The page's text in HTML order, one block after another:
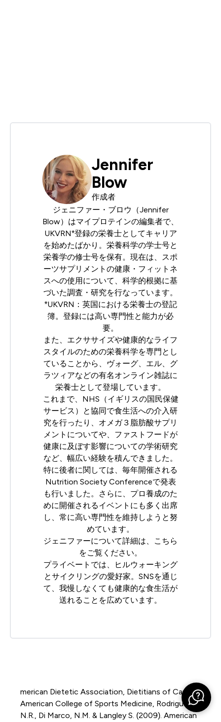
Jennifer
Blow
作成者
ジェニファー・ブロウ（Jennifer
Blow）はマイプロテインの編集者で、
UKVRN*登録の栄養士としてキャリア
を始めたばかり。栄養科学の学士号と
栄養学の修士号を保有。現在は、スポ
ーツサプリメントの健康・フィットネ
スへの使用について、科学的根拠に基
づいた調査・研究を行なっています。
*UKVRN：英国における栄養士の登記
簿。登録には高い専門性と能力が必
要。
また、エクササイズや健康的なライフ
スタイルのための栄養科学を専門とし
ていることから、ヴォーグ、エル、グ
ラツィアなどの有名オンライン雑誌に
栄養士として登場しています。
これまで、NHS（イギリスの国民保健
サービス）と協同で食生活への介入研
究を行ったり、オメガ３脂肪酸サプリ
メントについてや、ファストフードが
健康に及ぼす影響についての学術研究
など、幅広い経験を積んできました。
特に後者に関しては、毎年開催される
Nutrition Society Conferenceで発表
も行いました。さらに、プロ養成のた
めに開催されるイベントにも多く出席
し、常に高い専門性を維持しようと努
めています。
ジェニファーについて詳細は、
こちら
をご覧ください。
プライベートでは、ヒルウォーキング
とサイクリングの愛好家。SNSを通じ
て、我慢しなくても健康的な食生活が
送れることを広めています。
merican Dietetic Association, Dietitians of Canada,
American College of Sports Medicine, Rodriguez,
N.R., Di Marco, N.M. & Langley S. (2009). American